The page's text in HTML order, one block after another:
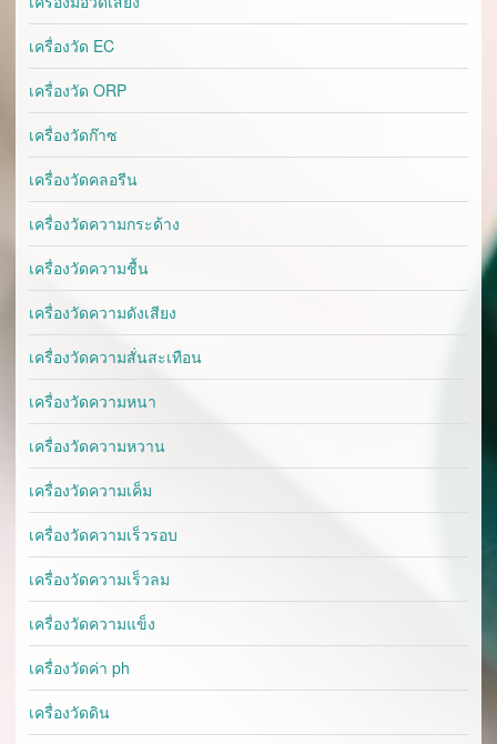
เครื่องวัด EC
เครื่องวัด ORP
เครื่องวัดก๊าซ
เครื่องวัดคลอรีน
เครื่องวัดความกระด้าง
เครื่องวัดความชื้น
เครื่องวัดความดังเสียง
เครื่องวัดความสั่นสะเทือน
เครื่องวัดความหนา
เครื่องวัดความหวาน
เครื่องวัดความเค็ม
เครื่องวัดความเร็วรอบ
เครื่องวัดความเร็วลม
เครื่องวัดความแข็ง
เครื่องวัดค่า ph
เครื่องวัดดิน